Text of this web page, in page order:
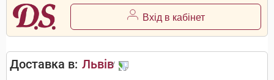
Вхід в кабінет
Доставка в: Львів